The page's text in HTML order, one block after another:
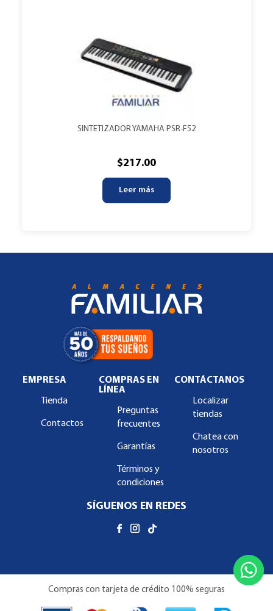
SINTETIZADOR YAMAHA PSR-F52
$217.00
Leer más
EMPRESA
Tienda
Contactos
COMPRAS EN
LÍNEA
Preguntas
frecuentes
Garantías
Términos y
condiciones
CONTÁCTANOS
Localizar
tiendas
Chatea con
nosotros
SÍGUENOS EN REDES
Compras con tarjeta de crédito 100% seguras